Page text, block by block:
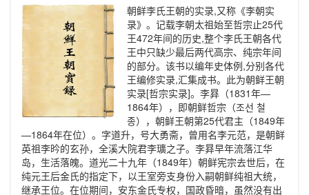
朝鲜李氏王朝的实录,又称《李朝实
录》。记载李朝太祖始至哲宗止25代
王472年间的历史,整个李氏王朝各代
王中只缺少最后两代高宗、纯宗年间
的部分。该书以编年史体例,分别各代
王编修实录,汇集成书。此为朝鲜王朝
实录[哲宗实录]。李昪（1831年—
1864年），即朝鲜哲宗（조선 철
종），朝鲜王朝第25代君主（1849年
—1864年在位）。字道升，号大勇斋，曾用名李元范，是朝鲜
英祖李昑的玄孙，全溪大院君李㼅之子。李昪早年流落江华
岛，生活落魄。道光二十九年（1849年）朝鲜宪宗去世后，在
纯元王后金氏的指定下，以王室旁支身份入嗣朝鲜纯祖大统，
继承王位。在位期间，安东金氏专权，国政昏暗，虽然没有出